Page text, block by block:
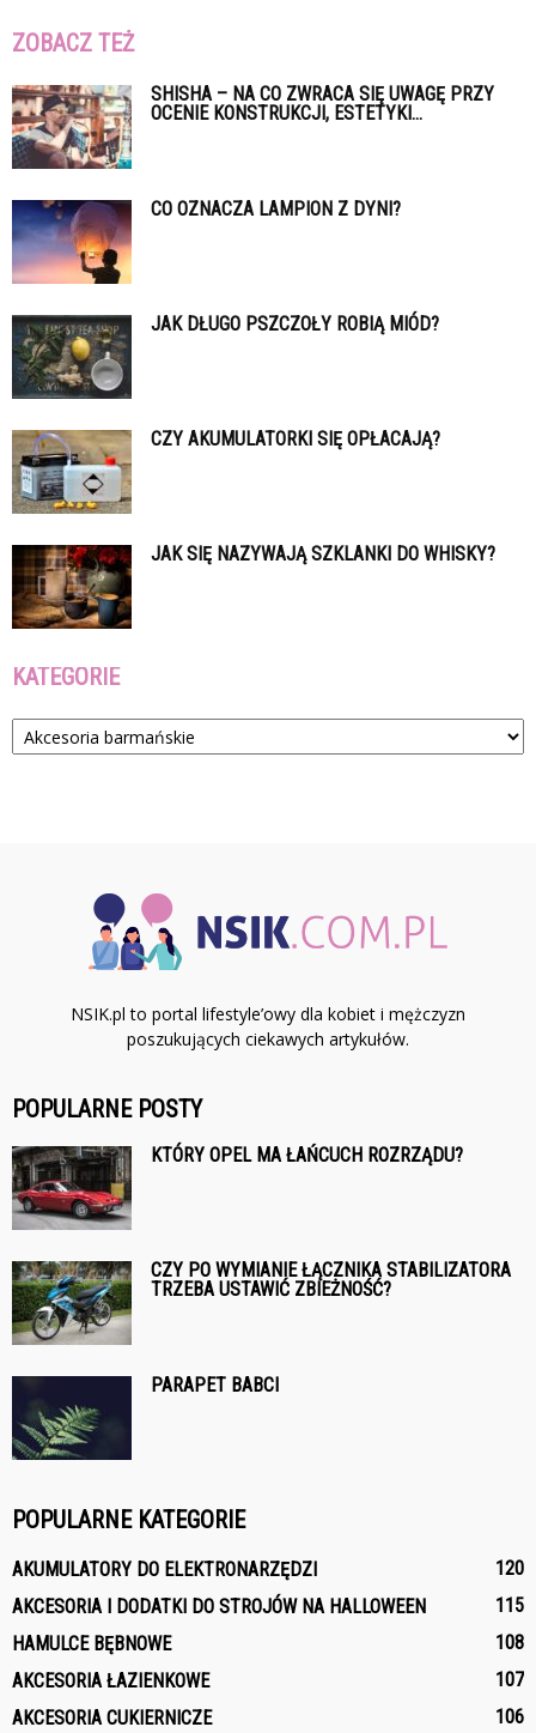
ZOBACZ TEŻ
SHISHA – NA CO ZWRACA SIĘ UWAGĘ PRZY
OCENIE KONSTRUKCJI, ESTETYKI...
CO OZNACZA LAMPION Z DYNI?
JAK DŁUGO PSZCZOŁY ROBIĄ MIÓD?
CZY AKUMULATORKI SIĘ OPŁACAJĄ?
JAK SIĘ NAZYWAJĄ SZKLANKI DO WHISKY?
KATEGORIE
Kategorie
NSIK.pl to portal lifestyle’owy dla kobiet i mężczyzn
poszukujących ciekawych artykułów.
POPULARNE POSTY
KTÓRY OPEL MA ŁAŃCUCH ROZRZĄDU?
CZY PO WYMIANIE ŁĄCZNIKA STABILIZATORA
TRZEBA USTAWIĆ ZBIEŻNOŚĆ?
PARAPET BABCI
POPULARNE KATEGORIE
AKUMULATORY DO ELEKTRONARZĘDZI
120
AKCESORIA I DODATKI DO STROJÓW NA HALLOWEEN
115
HAMULCE BĘBNOWE
108
AKCESORIA ŁAZIENKOWE
107
AKCESORIA CUKIERNICZE
106